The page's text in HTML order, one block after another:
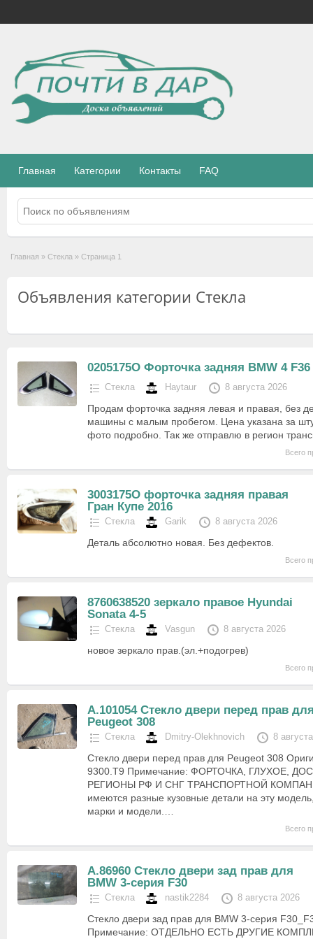
Главная Категории Контакты FAQ
Главная » Стекла » Страница 1
Объявления категории Стекла
0205175O Форточка задняя BMW 4 F36
Стекла Haytaur 8 августа 2026
Продам форточка задняя левая и правая, без
машины с малым пробегом. Цена указана за
фото подробно. Так же отправлю в регион
Всего
3003175O форточка задняя правая
Гран Купе 2016
Стекла Garik 8 августа 2026
Деталь абсолютно новая. Без дефектов.
Всего
8760638520 зеркало правое Hyundai
Sonata 4-5
Стекла Vasgun 8 августа 2026
новое зеркало прав.(эл.+подогрев)
Всего
А.101054 Стекло двери перед прав
Peugeot 308
Стекла Dmitry-Olekhnovich 8
Стекло двери перед прав для Peugeot 308
9300.T9 Примечание: ФОРТОЧКА, ГЛУХОЕ,
РЕГИОНЫ РФ И СНГ ТРАНСПОРТНОЙ
имеются разные кузовные детали на эту
марки и модели.…
Всего
А.86960 Стекло двери зад прав для
BMW 3-серия F30
Стекла nastik2284 8 августа 2026
Стекло двери зад прав для BMW 3-серия
Примечание: ОТДЕЛЬНО ЕСТЬ ДРУГИЕ